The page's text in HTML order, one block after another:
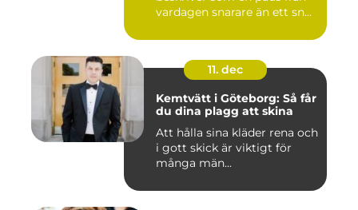
vardagen snarare än ett sn...
11. dec
Kemtvätt i Göteborg: Så får
du dina plagg att skina
Att hålla sina kläder rena och
i gott skick är viktigt för
många män...